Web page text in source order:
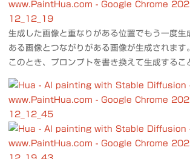
生成した画像と重なりがある位置でもう一度生
ある画像とつながりがある画像が生成されます。
このとき、プロンプトを書き換えて生成するこ